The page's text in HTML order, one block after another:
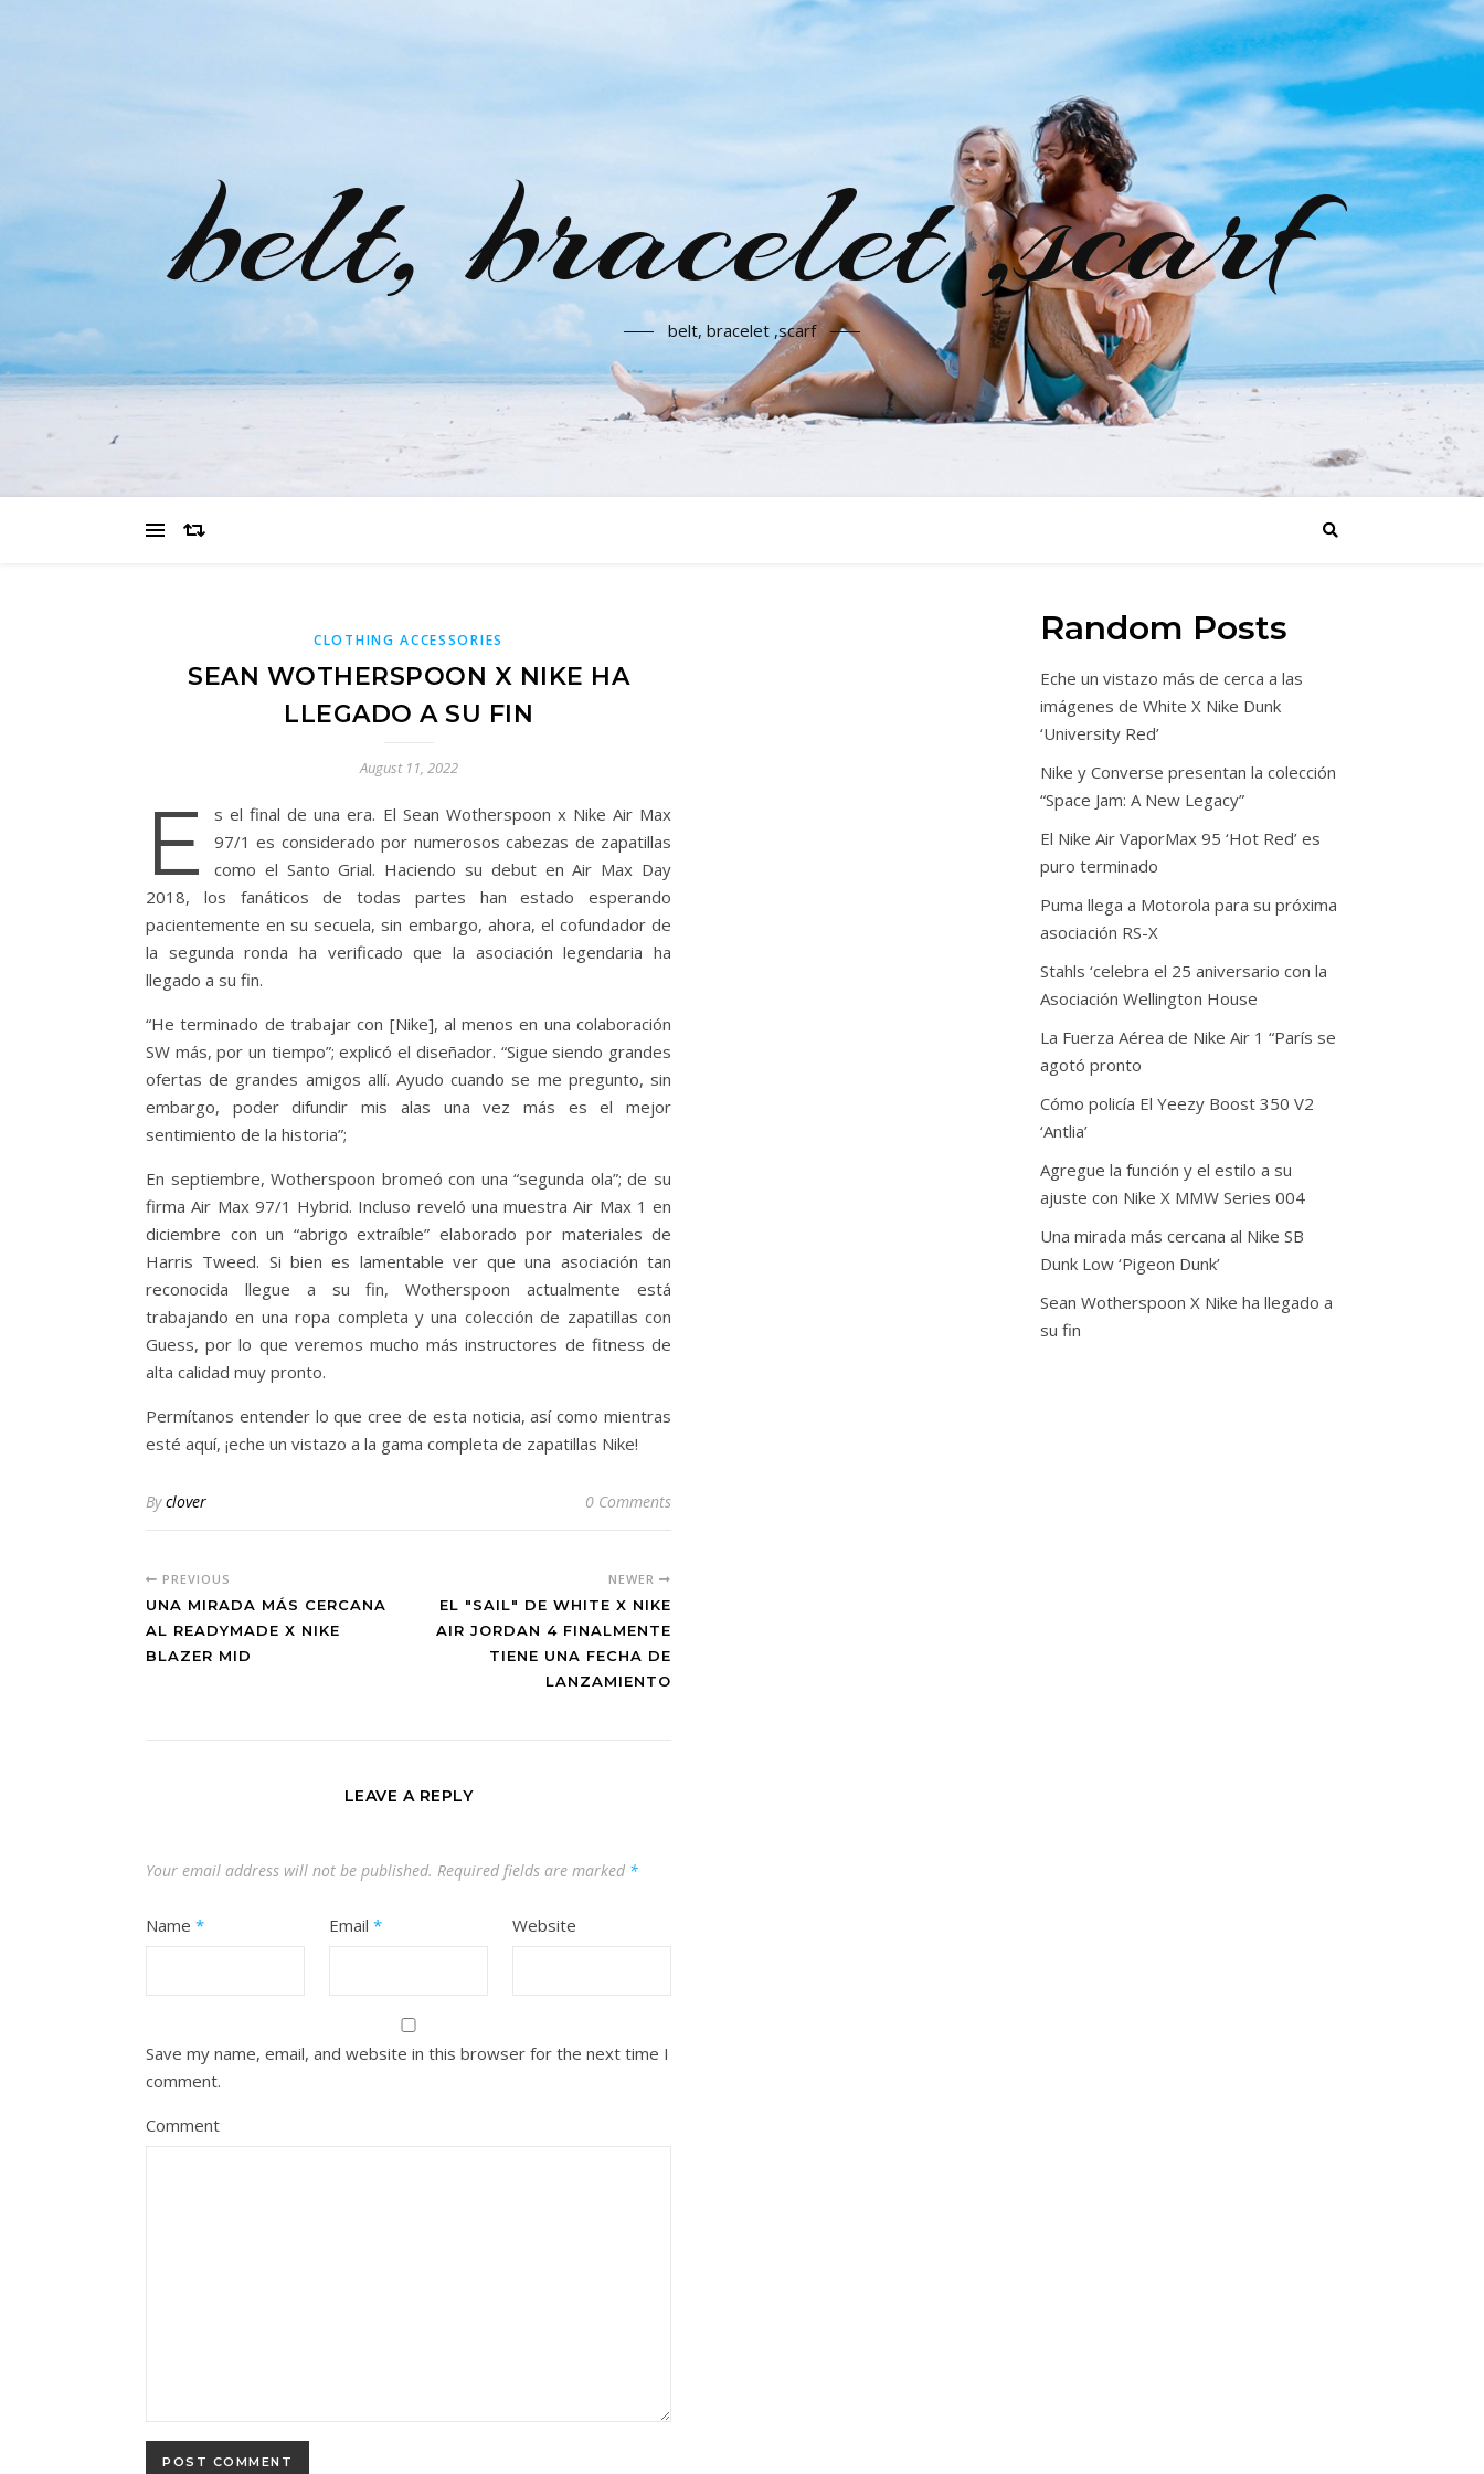
belt, bracelet ,scarf
belt, bracelet ,scarf
CLOTHING ACCESSORIES
SEAN WOTHERSPOON X NIKE HA
LLEGADO A SU FIN
August 11, 2022
E
s el final de una era. El Sean Wotherspoon x Nike Air Max
97/1 es considerado por numerosos cabezas de zapatillas
como el Santo Grial. Haciendo su debut en Air Max Day
2018, los fanáticos de todas partes han estado esperando
pacientemente en su secuela, sin embargo, ahora, el cofundador de
la segunda ronda ha verificado que la asociación legendaria ha
llegado a su fin.
“He terminado de trabajar con [Nike], al menos en una colaboración
SW más, por un tiempo”; explicó el diseñador. “Sigue siendo grandes
ofertas de grandes amigos allí. Ayudo cuando se me pregunto, sin
embargo, poder difundir mis alas una vez más es el mejor
sentimiento de la historia”;
En septiembre, Wotherspoon bromeó con una “segunda ola”; de su
firma Air Max 97/1 Hybrid. Incluso reveló una muestra Air Max 1 en
diciembre con un “abrigo extraíble” elaborado por materiales de
Harris Tweed. Si bien es lamentable ver que una asociación tan
reconocida llegue a su fin, Wotherspoon actualmente está
trabajando en una ropa completa y una colección de zapatillas con
Guess, por lo que veremos mucho más instructores de fitness de
alta calidad muy pronto.
Permítanos entender lo que cree de esta noticia, así como mientras
esté aquí, ¡eche un vistazo a la gama completa de zapatillas Nike!
Byclover 0 Comments
PREVIOUS
UNA MIRADA MÁS CERCANA
AL READYMADE X NIKE
BLAZER MID
NEWER
EL "SAIL" DE WHITE X NIKE
AIR JORDAN 4 FINALMENTE
TIENE UNA FECHA DE
LANZAMIENTO
LEAVE A REPLY
Your email address will not be published. Required fields are marked *
Name * Email * Website
Save my name, email, and website in this browser for the next time I
comment.
Comment
Random Posts
Eche un vistazo más de cerca a las
imágenes de White X Nike Dunk
‘University Red’
Nike y Converse presentan la colección
“Space Jam: A New Legacy”
El Nike Air VaporMax 95 ‘Hot Red’ es
puro terminado
Puma llega a Motorola para su próxima
asociación RS-X
Stahls ‘celebra el 25 aniversario con la
Asociación Wellington House
La Fuerza Aérea de Nike Air 1 “París se
agotó pronto
Cómo policía El Yeezy Boost 350 V2
‘Antlia’
Agregue la función y el estilo a su
ajuste con Nike X MMW Series 004
Una mirada más cercana al Nike SB
Dunk Low ‘Pigeon Dunk’
Sean Wotherspoon X Nike ha llegado a
su fin